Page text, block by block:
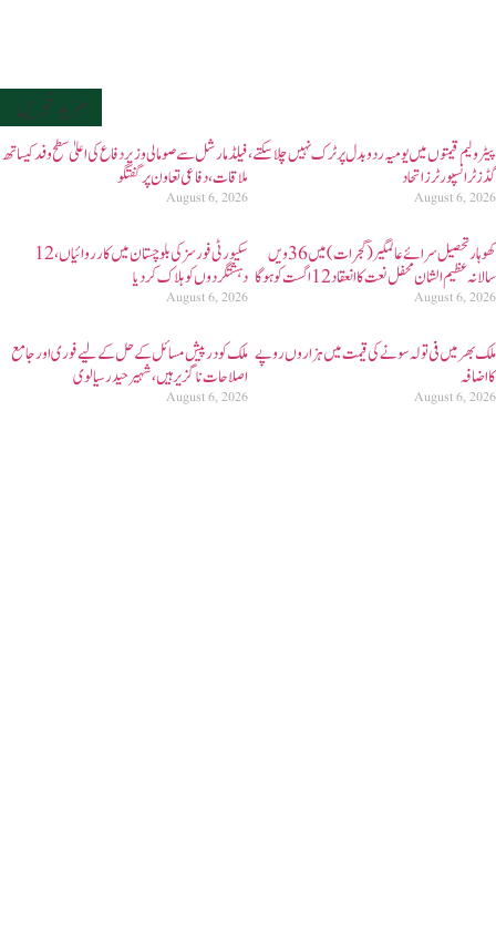
مزید خبریں
فیلڈ مارشل سے صومالی وزیر دفاع کی اعلیٰ سطح وفد کیساتھ
ملاقات، دفاعی تعاون پر گفتگو
August 6, 2026
پیٹرولیم قیمتوں میں یومیہ ردوبدل پر ٹرک نہیں چلاسکتے،
گڈز ٹرانسپورٹرز اتحاد
August 6, 2026
سکیورٹی فورسز کی بلوچستان میں کارروائیاں، 12
دہشتگردوں کو ہلاک کردیا
August 6, 2026
کھوہار تحصیل سرائے عالمگیر (گجرات )میں 36 ویں
سالانہ عظیم الشان محفل نعت کا انعقاد 12 اگست کو ہوگا
August 6, 2026
ملک کو درپیش مسائل کے حل کے لیے فوری اور جامع
اصلاحات ناگزیر ہیں، شہیر حیدر سیالوی
August 6, 2026
ملک بھر میں فی تولہ سونے کی قیمت میں ہزاروں روپے
کا اضافہ
August 6, 2026